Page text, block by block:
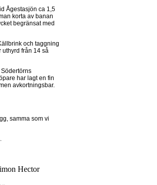
Ågestasjön ca 1,5
korta av banan
begränsat med
och taggning
uthyrd från 14 så
har lagt en fin
avkortningsbar.
samma som vi
Hector